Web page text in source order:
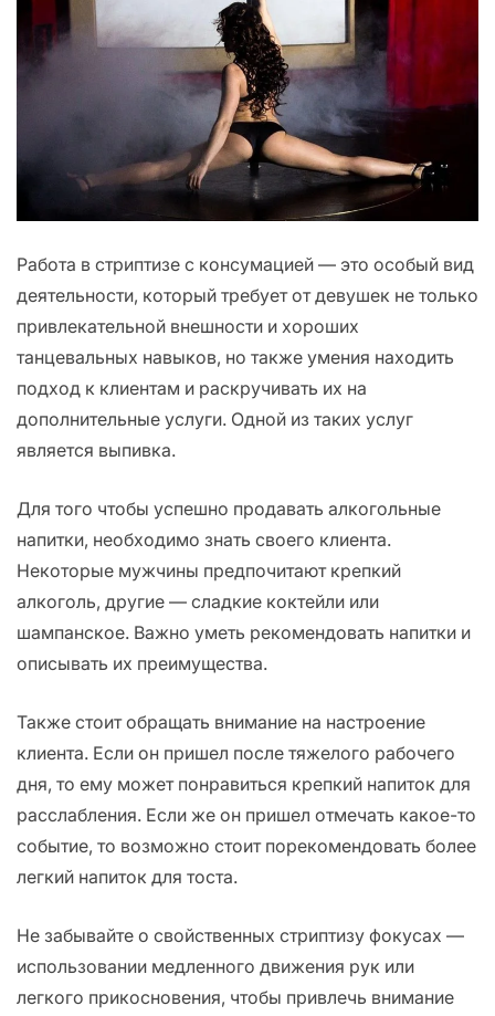
Работа в стриптизе с консумацией — это особый вид
деятельности, который требует от девушек не только
привлекательной внешности и хороших
танцевальных навыков, но также умения находить
подход к клиентам и раскручивать их на
дополнительные услуги. Одной из таких услуг
является выпивка.
Для того чтобы успешно продавать алкогольные
напитки, необходимо знать своего клиента.
Некоторые мужчины предпочитают крепкий
алкоголь, другие — сладкие коктейли или
шампанское. Важно уметь рекомендовать напитки и
описывать их преимущества.
Также стоит обращать внимание на настроение
клиента. Если он пришел после тяжелого рабочего
дня, то ему может понравиться крепкий напиток для
расслабления. Если же он пришел отмечать какое-то
событие, то возможно стоит порекомендовать более
легкий напиток для тоста.
Не забывайте о свойственных стриптизу фокусах —
использовании медленного движения рук или
легкого прикосновения, чтобы привлечь внимание